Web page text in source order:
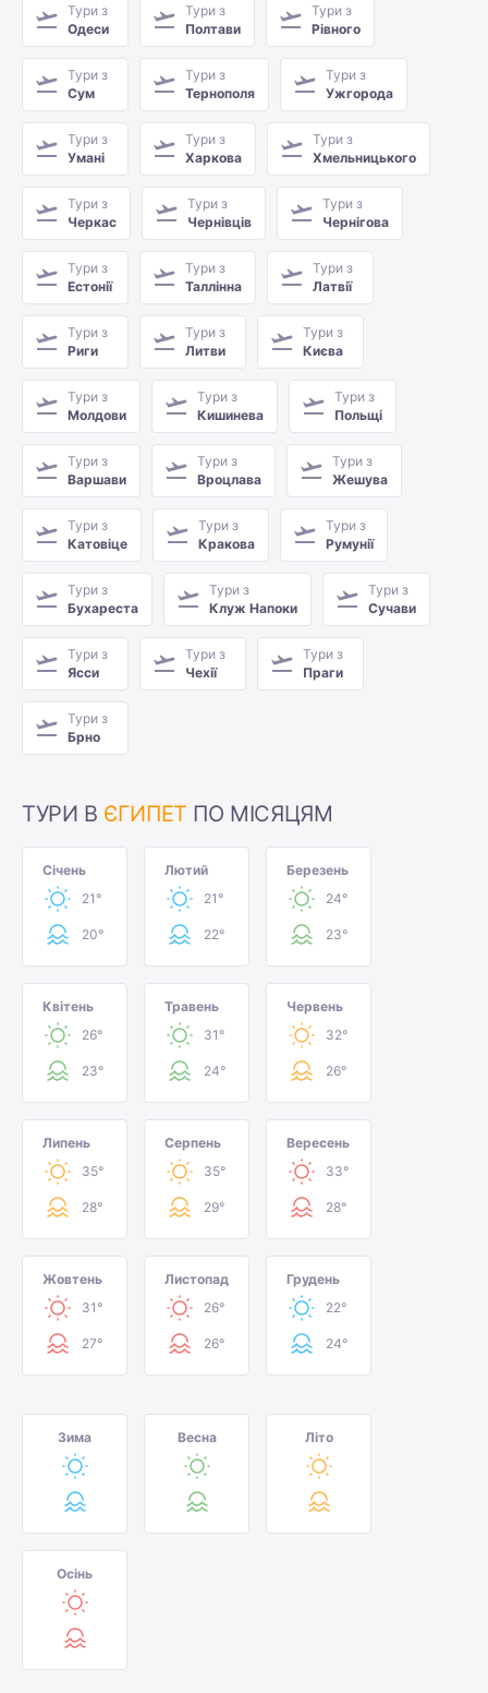
Тури з
Одеси
Тури з
Полтави
Тури з
Рівного
Тури з
Сум
Тури з
Тернополя
Тури з
Ужгорода
Тури з
Умані
Тури з
Харкова
Тури з
Хмельницького
Тури з
Черкас
Тури з
Чернівців
Тури з
Чернігова
Тури з
Естонії
Тури з
Таллінна
Тури з
Латвії
Тури з
Риги
Тури з
Литви
Тури з
Києва
Тури з
Молдови
Тури з
Кишинева
Тури з
Польщі
Тури з
Варшави
Тури з
Вроцлава
Тури з
Жешува
Тури з
Катовіце
Тури з
Кракова
Тури з
Румунії
Тури з
Бухареста
Тури з
Клуж Напоки
Тури з
Сучави
Тури з
Ясси
Тури з
Чехії
Тури з
Праги
Тури з
Брно
ТУРИ В ЄГИПЕТ ПО МІСЯЦЯМ
Січень
21°
20°
Лютий
21°
22°
Березень
24°
23°
Квітень
26°
23°
Травень
31°
24°
Червень
32°
26°
Липень
35°
28°
Серпень
35°
29°
Вересень
33°
28°
Жовтень
31°
27°
Листопад
26°
26°
Грудень
22°
24°
Зима Весна Літо
Осінь